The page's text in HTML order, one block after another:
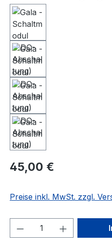
Regulärer Preis:
45,00 €
Preise inkl. MwSt. zzgl.
Produkt Anzahl: